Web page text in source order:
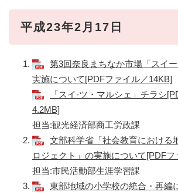
平成23年2月17日
第3回奈良まちなか市場「スイ
実施について[PDFファイル／14KB]
「スイ-ツ・マルシェ」チラシ
4.2MB]
担当:観光経済部商工労政課
文部科学省「社会教育における
ロジェクト」の実施について[PDFフ
担当:市民活動部生涯学習課
東部地域の小学校の統合・再編